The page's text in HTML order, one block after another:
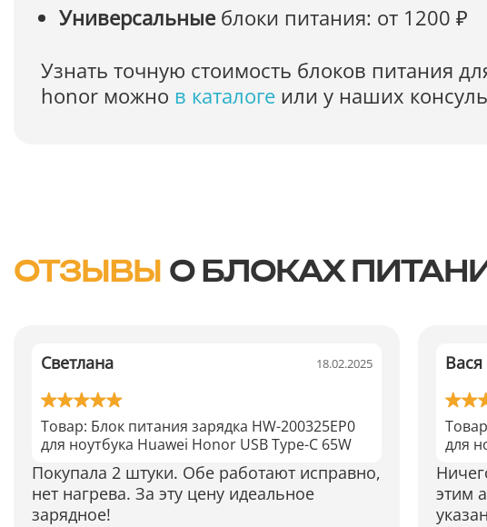
Универсальные блоки питания: от 1200 ₽
Узнать точную стоимость блоков питания
honor можно в каталоге или у наших
ОТЗЫВЫ О БЛОКАХ
Светлана 18.02.2025
Товар: Блок питания зарядка HW-200325EP0
для ноутбука Huawei Honor USB Type-C 65W
Покупала 2 штуки. Обе работают исправно,
нет нагрева. За эту цену идеальное
зарядное!
Вася
для
этим